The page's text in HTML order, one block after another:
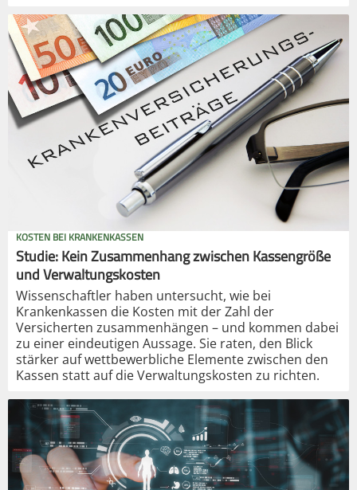
KOSTEN BEI KRANKENKASSEN
Studie: Kein Zusammenhang zwischen Kassengröße
und Verwaltungskosten
Wissenschaftler haben untersucht, wie bei
Krankenkassen die Kosten mit der Zahl der
Versicherten zusammenhängen – und kommen dabei
zu einer eindeutigen Aussage. Sie raten, den Blick
stärker auf wettbewerbliche Elemente zwischen den
Kassen statt auf die Verwaltungskosten zu richten.